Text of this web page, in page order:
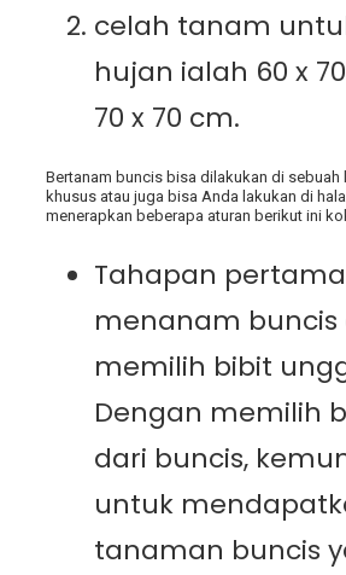
celah tanam
hujan ialah 60 x
70 x 70 cm.
Bertanam buncis bisa dilakukan di sebuah
khusus atau juga bisa Anda lakukan di
menerapkan beberapa aturan berikut ini
Tahapan
menanam buncis
memilih bibit
Dengan memilih
dari buncis,
untuk
tanaman buncis